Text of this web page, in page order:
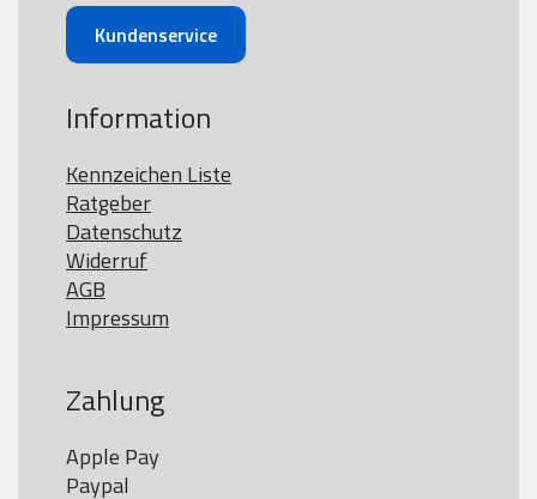
Kundenservice
Information
Kennzeichen Liste
Ratgeber
Datenschutz
Widerruf
AGB
Impressum
Zahlung
Apple Pay
Paypal